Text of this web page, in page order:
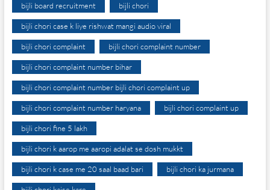
bijli board recruitment bijli chori
bijli chori case k liye rishwat mangi audio viral
bijli chori complaint bijli chori complaint number
bijli chori complaint number bihar
bijli chori complaint number bijli chori complaint up
bijli chori complaint number haryana bijli chori complaint up
bijli chori fine 5 lakh
bijli chori k aarop me aaropi adalat se dosh mukkt
bijli chori k case me 20 saal baad bari bijli chori ka jurmana